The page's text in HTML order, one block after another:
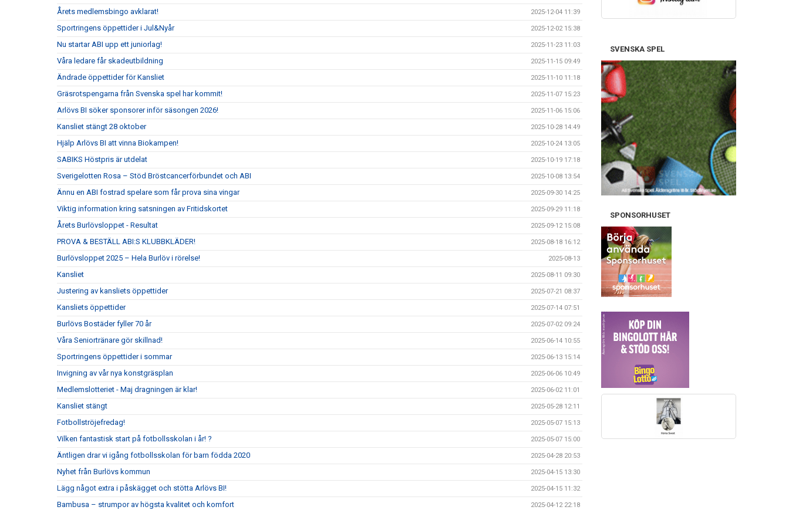
Årets medlemsbingo avklarat! 2025-12-04 11:39
Sportringens öppettider i Jul&Nyår 2025-12-02 15:38
Nu startar ABI upp ett juniorlag! 2025-11-23 11:03
Våra ledare får skadeutbildning 2025-11-15 09:49
Ändrade öppettider för Kansliet 2025-11-10 11:18
Gräsrotspengarna från Svenska spel har kommit! 2025-11-07 15:23
Arlövs BI söker sponsorer inför säsongen 2026! 2025-11-06 15:06
Kansliet stängt 28 oktober 2025-10-28 14:49
Hjälp Arlövs BI att vinna Biokampen! 2025-10-24 13:05
SABIKS Höstpris är utdelat 2025-10-19 17:18
Sverigelotten Rosa – Stöd Bröstcancerförbundet och ABI 2025-10-08 13:54
Ännu en ABI fostrad spelare som får prova sina vingar 2025-09-30 14:25
Viktig information kring satsningen av Fritidskortet 2025-09-29 11:18
Årets Burlövsloppet - Resultat 2025-09-12 15:08
PROVA & BESTÄLL ABI:S KLUBBKLÄDER! 2025-08-18 16:12
Burlövsloppet 2025 – Hela Burlöv i rörelse! 2025-08-13
Kansliet 2025-08-11 09:30
Justering av kansliets öppettider 2025-07-21 08:37
Kansliets öppettider 2025-07-14 07:51
Burlövs Bostäder fyller 70 år 2025-07-02 09:24
Våra Seniortränare gör skillnad! 2025-06-14 10:55
Sportringens öppettider i sommar 2025-06-13 15:14
Invigning av vår nya konstgräsplan 2025-06-06 10:49
Medlemslotteriet - Maj dragningen är klar! 2025-06-02 11:01
Kansliet stängt 2025-05-28 12:11
Fotbollströjefredag! 2025-05-07 15:13
Vilken fantastisk start på fotbollsskolan i år! ? 2025-05-07 15:00
Äntligen drar vi igång fotbollsskolan för barn födda 2020 2025-04-28 20:53
Nyhet från Burlövs kommun 2025-04-15 13:30
Lägg något extra i påskägget och stötta Arlövs BI! 2025-04-15 11:32
Bambusa – strumpor av högsta kvalitet och komfort 2025-04-12 22:18
SVENSKA SPEL
SPONSORHUSET